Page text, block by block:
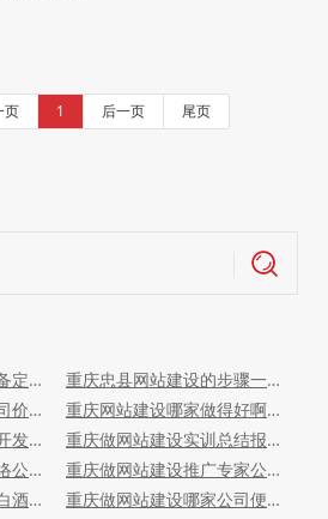
页 1 后一页 尾页
重庆做网站建设硬件设备定制搭建开发餐饮小程序
重庆忠县网站建设的步骤一般为题库作答软件开发定制
重庆做网站建设推广公司价格多少定制多商户入驻小程序
重庆网站建设哪家做得好啊知乎定制搭建开发代驾服务平台功能
重庆做网站建设与运营开发定制母婴商城APP
重庆做网站建设实训总结报告开发定制洗车app
重庆做网站建设哪家网络公司好点定制搭建社交软件
重庆做网站建设推广专家公司有哪些搭建装修估价系统
重庆网站建设只选承越白酒营销制度开发（商城）搭建
重庆做网站建设哪家公司便宜点呢定制开发搭建线上竞拍商城功能